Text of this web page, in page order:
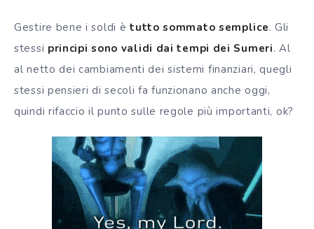
Gestire bene i soldi ètutto sommato semplice. Gli
stessi principi sono validi dai tempi dei Sumeri. Al
al netto dei cambiamenti dei sistemi finanziari, quegli
stessi pensieri di secoli fa funzionano anche oggi,
quindi rifaccio il punto sulle regole più importanti, ok?